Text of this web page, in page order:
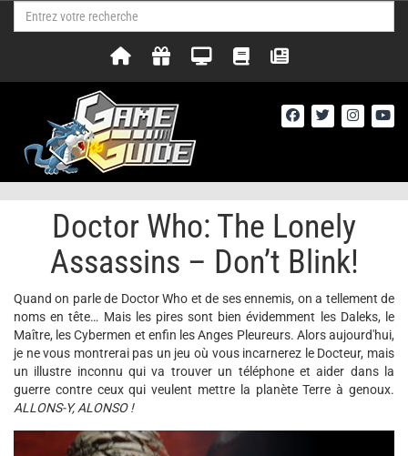
Doctor Who: The Lonely
Assassins – Don’t Blink!
Quand on parle de Doctor Who et de ses ennemis, on a tellement de
noms en tête… Mais les pires sont bien évidemment les Daleks, le
Maître, les Cybermen et enfin les Anges Pleureurs. Alors aujourd'hui,
je ne vous montrerai pas un jeu où vous incarnerez le Docteur, mais
un illustre inconnu qui va trouver un téléphone et aider dans la
guerre contre ceux qui veulent mettre la planète Terre à genoux.
ALLONS-Y, ALONSO !